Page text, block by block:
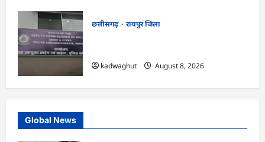
छत्तीसगढ़
रायपुर जिला
kadwaghut
August 8, 2026
Global News